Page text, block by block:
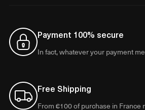
Payment 100% secure
In fact, whatever your payment
Free Shipping
From €100 of purchase in France